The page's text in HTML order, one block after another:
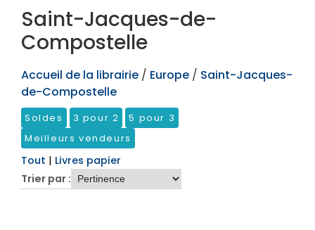
Saint-Jacques-de-
Compostelle
Accueil de la librairie / Europe / Saint-Jacques-
de-Compostelle
Soldes 3 pour 2
5 pour 3
Meilleurs vendeurs
Tout | Livres papier
Trier par :